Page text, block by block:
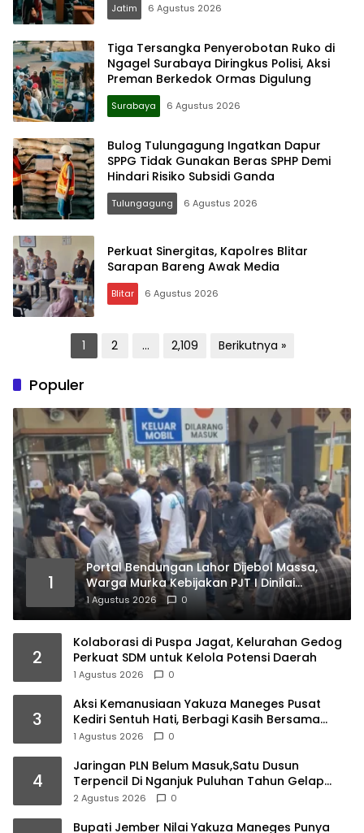
Jatim 6 Agustus 2026
Tiga Tersangka Penyerobotan Ruko di
Ngagel Surabaya Diringkus Polisi, Aksi
Preman Berkedok Ormas Digulung
Surabaya 6 Agustus 2026
Bulog Tulungagung Ingatkan Dapur
SPPG Tidak Gunakan Beras SPHP Demi
Hindari Risiko Subsidi Ganda
Tulungagung 6 Agustus 2026
Perkuat Sinergitas, Kapolres Blitar
Sarapan Bareng Awak Media
Blitar 6 Agustus 2026
Paginasi1 2 … 2,109 Berikutnya »
Populer
1
Portal Bendungan Lahor Dijebol Massa,
Warga Murka Kebijakan PJT I Dinilai
Matikan Ekonomi Rakyat
1 Agustus 2026 0
2
Kolaborasi di Puspa Jagat, Kelurahan Gedog
Perkuat SDM untuk Kelola Potensi Daerah
1 Agustus 2026 0
3
Aksi Kemanusiaan Yakuza Maneges Pusat
Kediri Sentuh Hati, Berbagi Kasih Bersama
Lansia di Panti Jompo Akar Kasih Pare
1 Agustus 2026 0
4
Jaringan PLN Belum Masuk,Satu Dusun
Terpencil Di Nganjuk Puluhan Tahun Gelap
Gulita
2 Agustus 2026 0
Bupati Jember Nilai Yakuza Maneges Punya